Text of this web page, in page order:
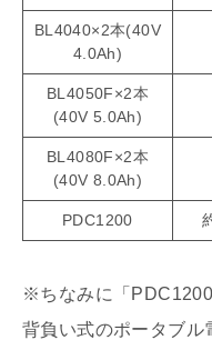
BL4040×2本(40V
4.0Ah)
BL4050F×2本
(40V 5.0Ah)
BL4080F×2本
(40V 8.0Ah)
PDC1200
※ちなみに「
背負い式のポータブル